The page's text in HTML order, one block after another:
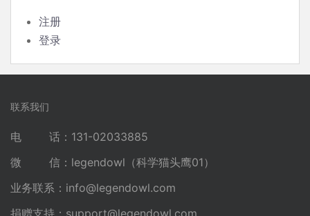
注册
登录
联系我们
电 话：131-02033885
微 信：legendowl（科学猫头鹰01）
业务联系： info@legendowl.com
捐赠支持： support@legendowl.com